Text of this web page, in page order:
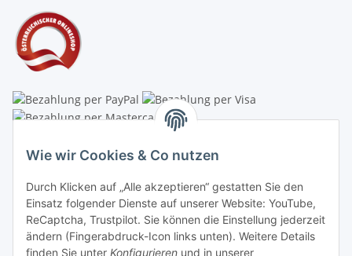
Wie wir Cookies & Co nutzen
Durch Klicken auf „Alle akzeptieren“ gestatten Sie den
Einsatz folgender Dienste auf unserer Website: YouTube,
ReCaptcha, Trustpilot. Sie können die Einstellung jederzeit
ändern (Fingerabdruck-Icon links unten). Weitere Details
finden Sie unter Konfigurieren und in unserer
Schauraum & Verkauf: Pfarrwald 46
Buchhaltung: Königleiten 11